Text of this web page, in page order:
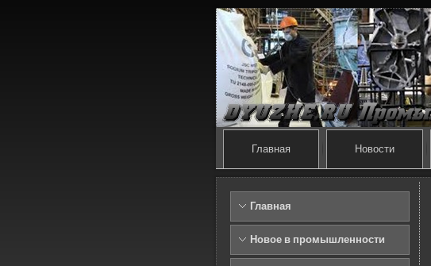
Главная Новости
Главная
Новое в промышленности